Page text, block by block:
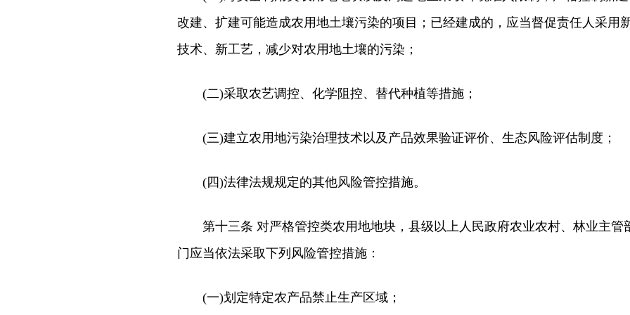
改建、扩建可能造成农用地土壤污染的项目；已经建成的，应当督促责任人采用
技术、新工艺，减少对农用地土壤的污染；
(二)采取农艺调控、化学阻控、替代种植等措施；
(三)建立农用地污染治理技术以及产品效果验证评价、生态风险评估制度；
(四)法律法规规定的其他风险管控措施。
第十三条 对严格管控类农用地地块，县级以上人民政府农业农村、林业主管
门应当依法采取下列风险管控措施：
(一)划定特定农产品禁止生产区域；